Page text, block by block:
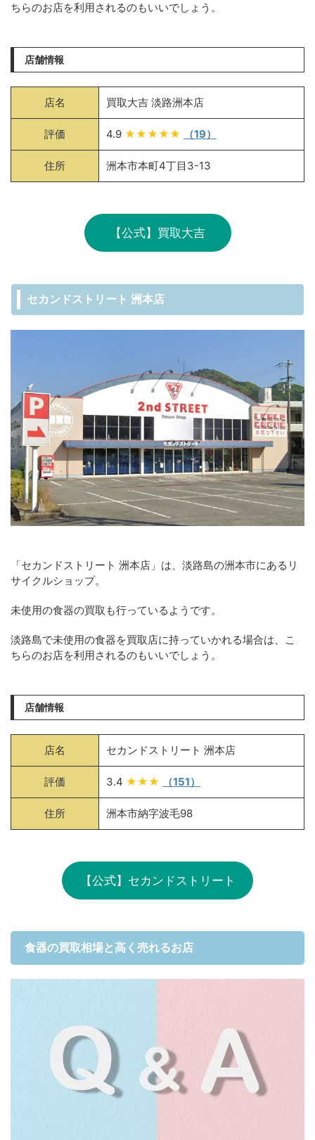
ちらのお店を利用されるのもいいでしょう。
店舗情報
店名 買取大吉 淡路洲本店
評価 4.9 ★★★★★ （19）
住所 洲本市本町4丁目3-13
【公式】買取大吉
セカンドストリート 洲本店
「セカンドストリート 洲本店」は、淡路島の洲本市にあるリ
サイクルショップ。
未使用の食器の買取も行っているようです。
淡路島で未使用の食器を買取店に持っていかれる場合は、こ
ちらのお店を利用されるのもいいでしょう。
店舗情報
店名 セカンドストリート 洲本店
評価 3.4 ★★★ （151）
住所 洲本市納字波毛98
【公式】セカンドストリート
食器の買取相場と高く売れるお店